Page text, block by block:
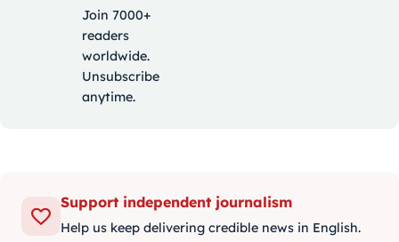
Join 7000+
readers
worldwide.
Unsubscribe
anytime.
Support independent journalism
Help us keep delivering credible news in English.